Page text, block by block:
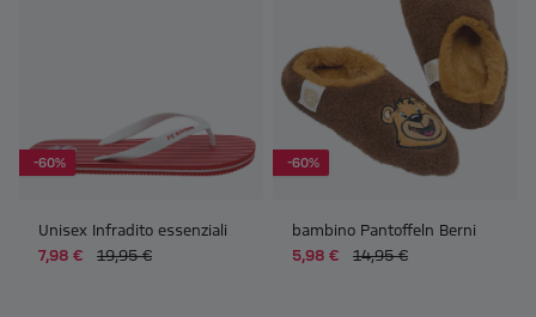
-60%
Unisex Infradito essenziali
7,98 €
19,95 €
-60%
bambino Pantoffeln Berni
5,98 €
14,95 €